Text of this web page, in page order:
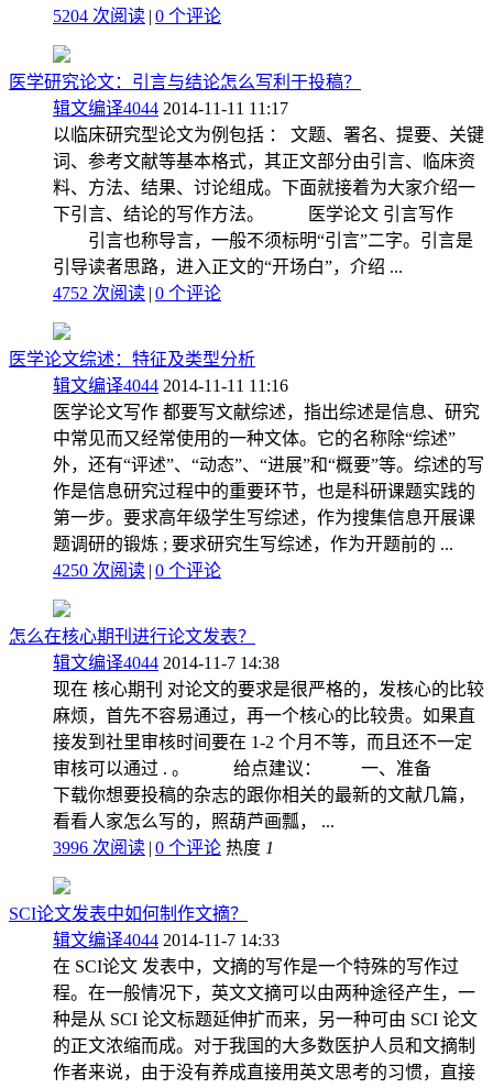
5204 次阅读 | 0 个评论
医学研究论文：引言与结论怎么写利于投稿？
辑文编译4044 2014-11-11 11:17
以临床研究型论文为例包括 ： 文题、署名、提要、关键
词、参考文献等基本格式，其正文部分由引言、临床资
料、方法、结果、讨论组成。下面就接着为大家介绍一
下引言、结论的写作方法。 医学论文 引言写作
引言也称导言，一般不须标明“引言”二字。引言是
引导读者思路，进入正文的“开场白”，介绍 ...
4752 次阅读 | 0 个评论
医学论文综述：特征及类型分析
辑文编译4044 2014-11-11 11:16
医学论文写作 都要写文献综述，指出综述是信息、研究
中常见而又经常使用的一种文体。它的名称除“综述”
外，还有“评述”、“动态”、“进展”和“概要”等。综述的写
作是信息研究过程中的重要环节，也是科研课题实践的
第一步。要求高年级学生写综述，作为搜集信息开展课
题调研的锻炼 ; 要求研究生写综述，作为开题前的 ...
4250 次阅读 | 0 个评论
怎么在核心期刊进行论文发表？
辑文编译4044 2014-11-7 14:38
现在 核心期刊 对论文的要求是很严格的，发核心的比较
麻烦，首先不容易通过，再一个核心的比较贵。如果直
接发到社里审核时间要在 1-2 个月不等，而且还不一定
审核可以通过 . 。 给点建议： 一、准备
下载你想要投稿的杂志的跟你相关的最新的文献几篇，
看看人家怎么写的，照葫芦画瓢， ...
3996 次阅读 | 0 个评论 热度 1
SCI论文发表中如何制作文摘？
辑文编译4044 2014-11-7 14:33
在 SCI论文 发表中，文摘的写作是一个特殊的写作过
程。在一般情况下，英文文摘可以由两种途径产生，一
种是从 SCI 论文标题延伸扩而来，另一种可由 SCI 论文
的正文浓缩而成。对于我国的大多数医护人员和文摘制
作者来说，由于没有养成直接用英文思考的习惯，直接